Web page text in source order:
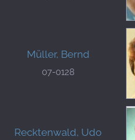
Müller, Bernd
07-0128
Recktenwald, Udo